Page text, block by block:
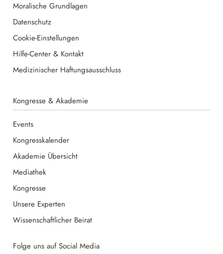
Moralische Grundlagen
Datenschutz
Cookie-Einstellungen
Hilfe-Center & Kontakt
Medizinischer Haftungsausschluss
Kongresse & Akademie
Events
Kongresskalender
Akademie Übersicht
Mediathek
Kongresse
Unsere Experten
Wissenschaftlicher Beirat
Folge uns auf Social Media